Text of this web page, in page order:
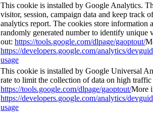
This cookie is installed by Google Analytics.
visitor, session, campaign data and keep track
analytics report. The cookies store information
randomly generated number to identify unique
out: https://tools.google.com/dlpage/gaoptout/
https://developers.google.com/analytics/
usage
This cookie is installed by Google Universal
rate to limit the collection of data on high traffic
https://tools.google.com/dlpage/gaoptout/More
https://developers.google.com/analytics/
usage